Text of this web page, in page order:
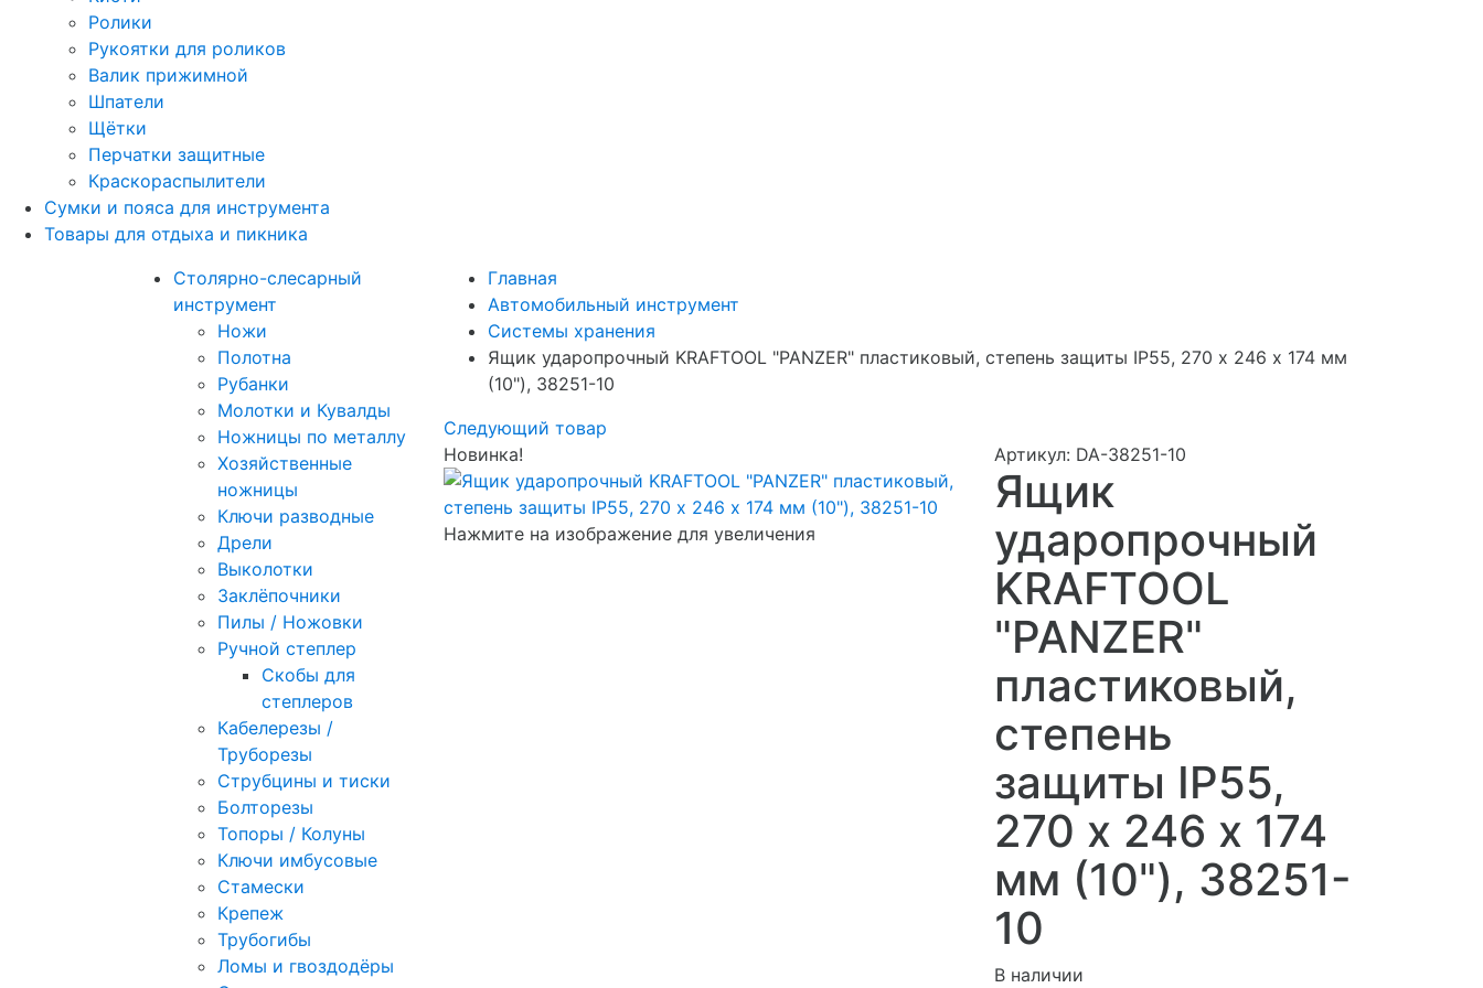
Ролики
Рукоятки для роликов
Валик прижимной
Шпатели
Щётки
Перчатки защитные
Краскораспылители
Сумки и пояса для инструмента
Товары для отдыха и пикника
Столярно-слесарный
инструмент
Ножи
Полотна
Рубанки
Молотки и Кувалды
Ножницы по металлу
Хозяйственные
ножницы
Ключи разводные
Дрели
Выколотки
Заклёпочники
Пилы / Ножовки
Ручной степлер
Скобы для
степлеров
Кабелерезы /
Труборезы
Струбцины и тиски
Болторезы
Топоры / Колуны
Ключи имбусовые
Стамески
Крепеж
Трубогибы
Ломы и гвоздодёры
Главная
Автомобильный инструмент
Системы хранения
Ящик ударопрочный KRAFTOOL "PANZER" пластиковый, степень защиты IP55, 270 х 246 х 174 мм
(10"), 38251-10
Следующий товар
Новинка!
Нажмите на изображение для увеличения
Артикул: DA-38251-10
Ящик
ударопрочный
KRAFTOOL
"PANZER"
пластиковый,
степень
защиты IP55,
270 х 246 х 174
мм (10"), 38251-
10
В наличии